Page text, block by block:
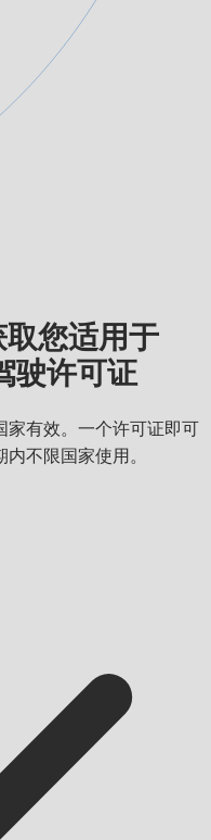
您适用于
驶许可证
家有效。一个许可证即可
不限国家使用。